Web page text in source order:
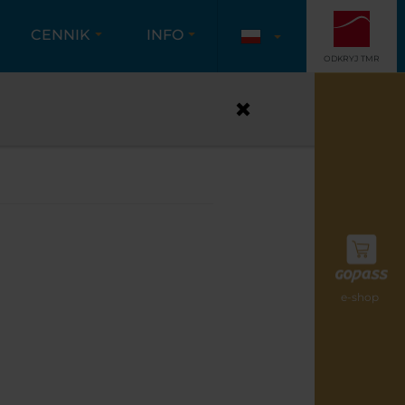
e-shop
CENNIK INFO
ODKRYJ TMR